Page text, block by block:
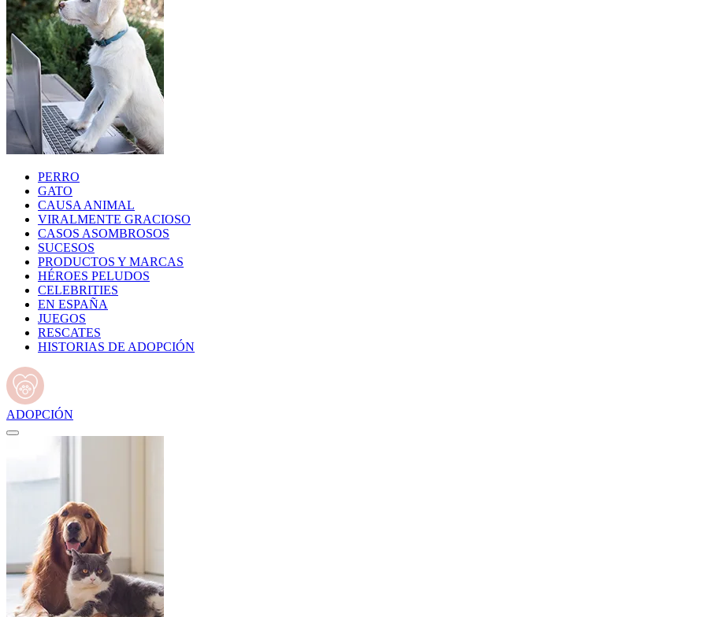
PERRO
GATO
CAUSA ANIMAL
VIRALMENTE GRACIOSO
CASOS ASOMBROSOS
SUCESOS
PRODUCTOS Y MARCAS
HÉROES PELUDOS
CELEBRITIES
EN ESPAÑA
JUEGOS
RESCATES
HISTORIAS DE ADOPCIÓN
ADOPCIÓN